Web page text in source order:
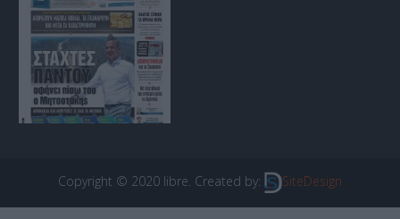
Copyright © 2020 libre. Created by: SiteDesign